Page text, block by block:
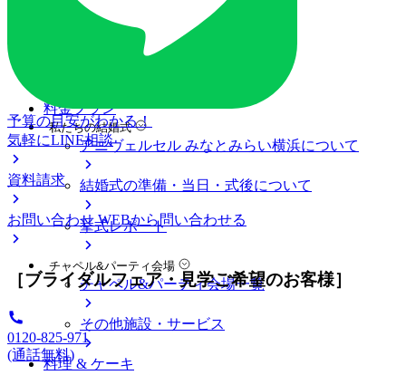
ブライダルフェア
ブライダルフェア一覧
料金プラン
私たちの結婚式
アニヴェルセル みなとみらい横浜について
結婚式の準備・当日・式後について
挙式レポート
チャペル&パーティ会場
チャペル&パーティ会場一覧
その他施設・サービス
料理 & ケーキ
予算の目安がわかる！
気軽にLINE相談
資料請求
お問い合わせ WEBから問い合わせる
［ブライダルフェア・見学ご希望のお客様］
0120-825-971
(通話無料)